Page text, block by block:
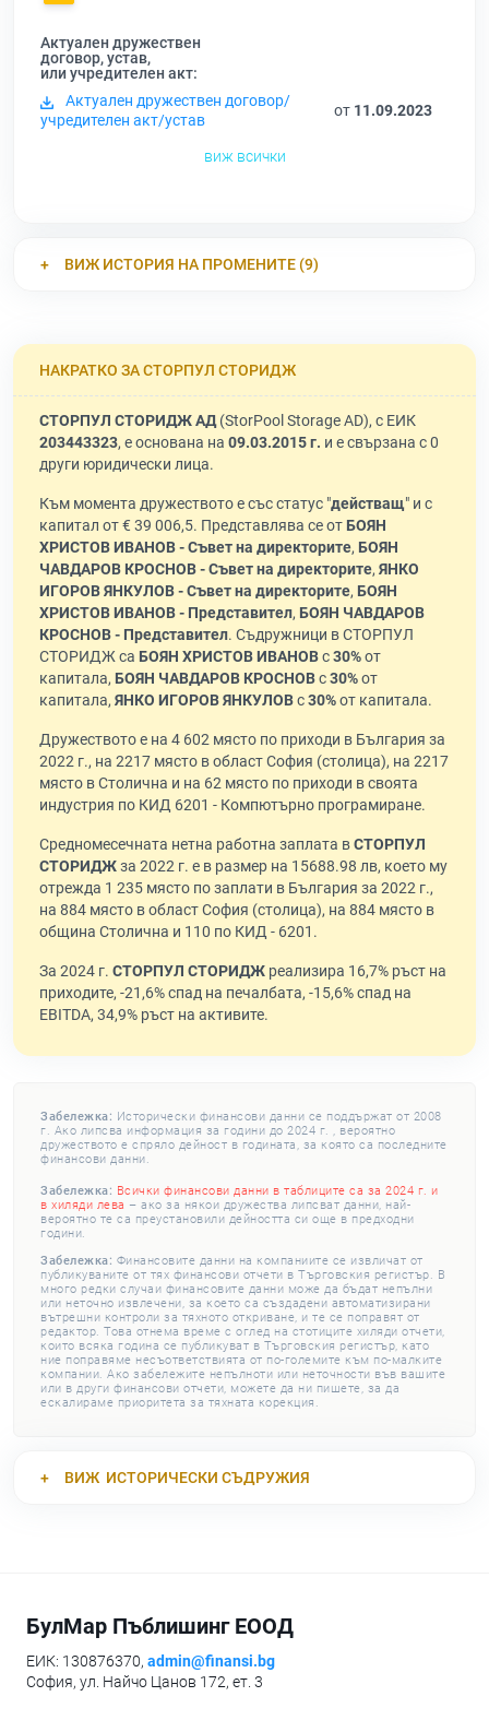
Актуален дружествен
договор, устав,
или учредителен акт:
Актуален дружествен договор/
учредителен акт/устав
от 11.09.2023
виж всички
ВИЖ ИСТОРИЯ НА ПРОМЕНИТЕ (9)
НАКРАТКО ЗА СТОРПУЛ СТОРИДЖ
СТОРПУЛ СТОРИДЖ АД(StorPool Storage AD), с ЕИК
203443323, е основана на 09.03.2015 г. и е свързана с 0
други юридически лица.
Към момента дружеството е със статус "действащ" и с
капитал от € 39 006,5. Представлява се отБОЯН
ХРИСТОВ ИВАНОВ - Съвет на директорите, БОЯН
ЧАВДАРОВ КРОСНОВ - Съвет на директорите, ЯНКО
ИГОРОВ ЯНКУЛОВ - Съвет на директорите, БОЯН
ХРИСТОВ ИВАНОВ - Представител, БОЯН ЧАВДАРОВ
КРОСНОВ - Представител. Съдружници в СТОРПУЛ
СТОРИДЖ са БОЯН ХРИСТОВ ИВАНОВс30%от
капитала, БОЯН ЧАВДАРОВ КРОСНОВс30%от
капитала, ЯНКО ИГОРОВ ЯНКУЛОВс30%от капитала.
Дружеството е на 4 602 място по приходи в България за
2022 г., на 2217 място в област София (столица), на 2217
място в Столична и на 62 място по приходи в своята
индустрия по КИД 6201 - Компютърно програмиране.
Средномесечната нетна работна заплата вСТОРПУЛ
СТОРИДЖза 2022 г. е в размер на 15688.98 лв, което му
отрежда 1 235 място по заплати в България за 2022 г.,
на 884 място в област София (столица), на 884 място в
община Столична и 110 по КИД - 6201.
За 2024 г. СТОРПУЛ СТОРИДЖ реализира 16,7% ръст на
приходите, -21,6% спад на печалбата, -15,6% спад на
EBITDA, 34,9% ръст на активите.
Забележка: Исторически финансови данни се поддържат от 2008
г. Ако липсва информация за години до 2024 г. , вероятно
дружеството е спряло дейност в годината, за която са последните
финансови данни.
Забележка: Всички финансови данни в таблиците са за 2024 г. и
в хиляди лева – ако за някои дружества липсват данни, най-
вероятно те са преустановили дейността си още в предходни
години.
Забележка: Финансовите данни на компаниите се извличат от
публикуваните от тях финансови отчети в Търговския регистър. В
много редки случаи финансовите данни може да бъдат непълни
или неточно извлечени, за което са създадени автоматизирани
вътрешни контроли за тяхното откриване, и те се поправят от
редактор. Това отнема време с оглед на стотиците хиляди отчети,
които всяка година се публикуват в Търговския регистър, като
ние поправяме несъответствията от по-големите към по-малките
компании. Ако забележите непълноти или неточности във вашите
или в други финансови отчети, можете да ни пишете, за да
ескалираме приоритета за тяхната корекция.
ВИЖ ИСТОРИЧЕСКИ СЪДРУЖИЯ
БулМар Пъблишинг ЕООД
ЕИК: 130876370, admin@finansi.bg
София, ул. Найчо Цанов 172, ет. 3